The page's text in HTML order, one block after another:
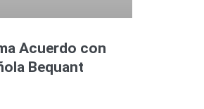
Acuerdo con
Bequant